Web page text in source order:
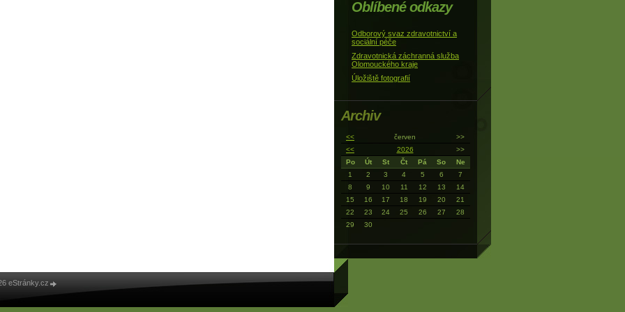
Oblíbené odkazy
Odborový svaz zdravotnictví a
sociální péče
Zdravotnická záchranná služba
Olomouckého kraje
Úložiště fotografií
Archiv
<< červen
>>
<<
2026
>>
Po
Út St Čt Pá So
Ne
1
2 3 4 5 6
7
8
9 10 11 12 13
14
15
16 17 18 19 20
21
22
23 24 25 26 27
28
29
30
eStránky.cz